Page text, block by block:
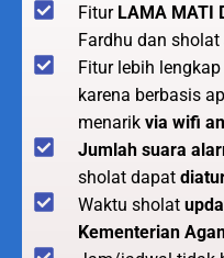
Fitur LAMA MATI
Fardhu dan sholat
Fitur lebih
karena berbasis
menarik via wifi
Jumlah suara
sholat dapat
Waktu sholat
Kementerian